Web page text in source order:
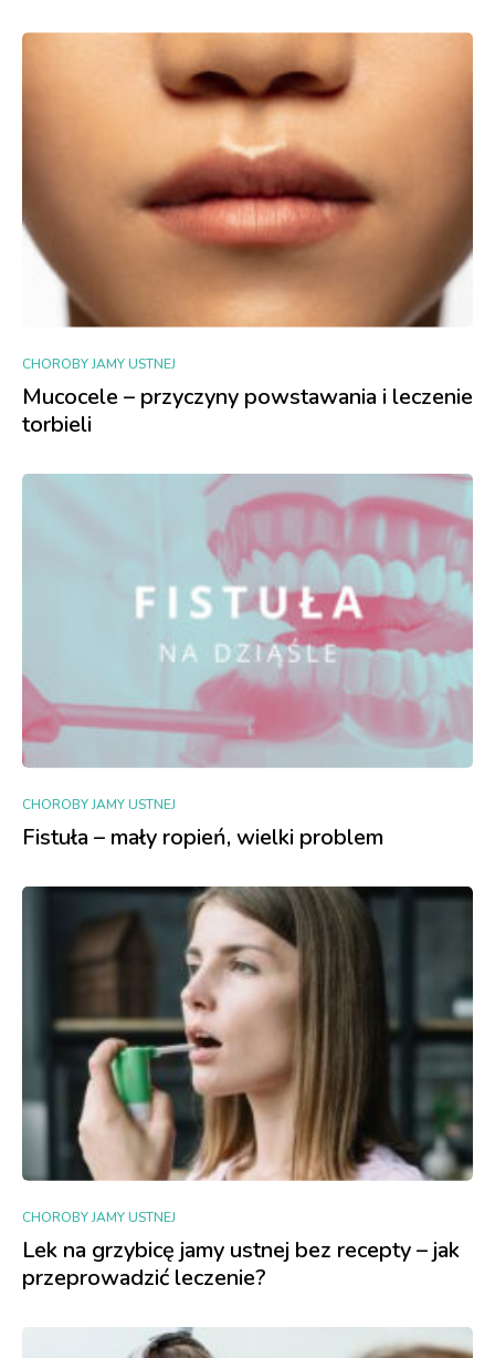
CHOROBY JAMY USTNEJ
Mucocele – przyczyny powstawania i leczenie
torbieli
CHOROBY JAMY USTNEJ
Fistuła – mały ropień, wielki problem
CHOROBY JAMY USTNEJ
Lek na grzybicę jamy ustnej bez recepty – jak
przeprowadzić leczenie?